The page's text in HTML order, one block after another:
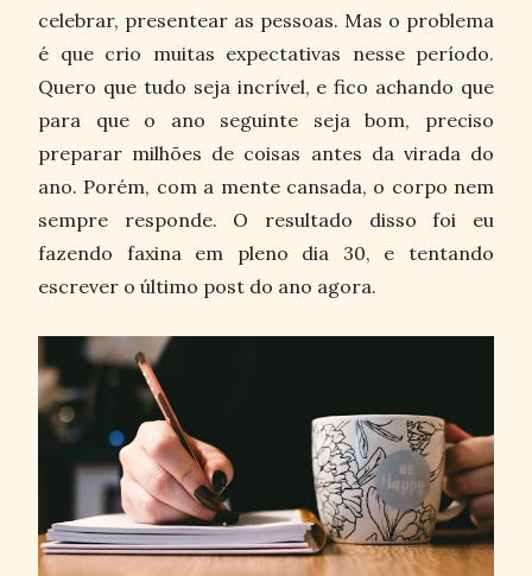
celebrar, presentear as pessoas. Mas o problema
é que crio muitas expectativas nesse período.
Quero que tudo seja incrível, e fico achando que
para que o ano seguinte seja bom, preciso
preparar milhões de coisas antes da virada do
ano. Porém, com a mente cansada, o corpo nem
sempre responde. O resultado disso foi eu
fazendo faxina em pleno dia 30, e tentando
escrever o último post do ano agora.